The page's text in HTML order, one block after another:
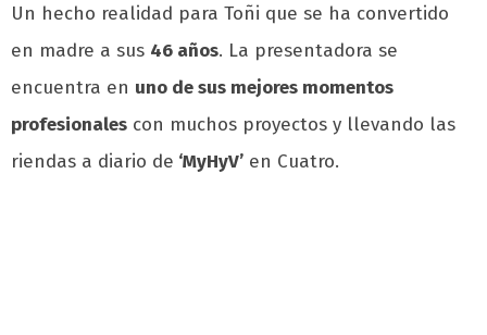
Un hecho realidad para Toñi que se ha convertido
en madre a sus 46 años. La presentadora se
encuentra en uno de sus mejores momentos
profesionales con muchos proyectos y llevando las
riendas a diario de ‘MyHyV’ en Cuatro.